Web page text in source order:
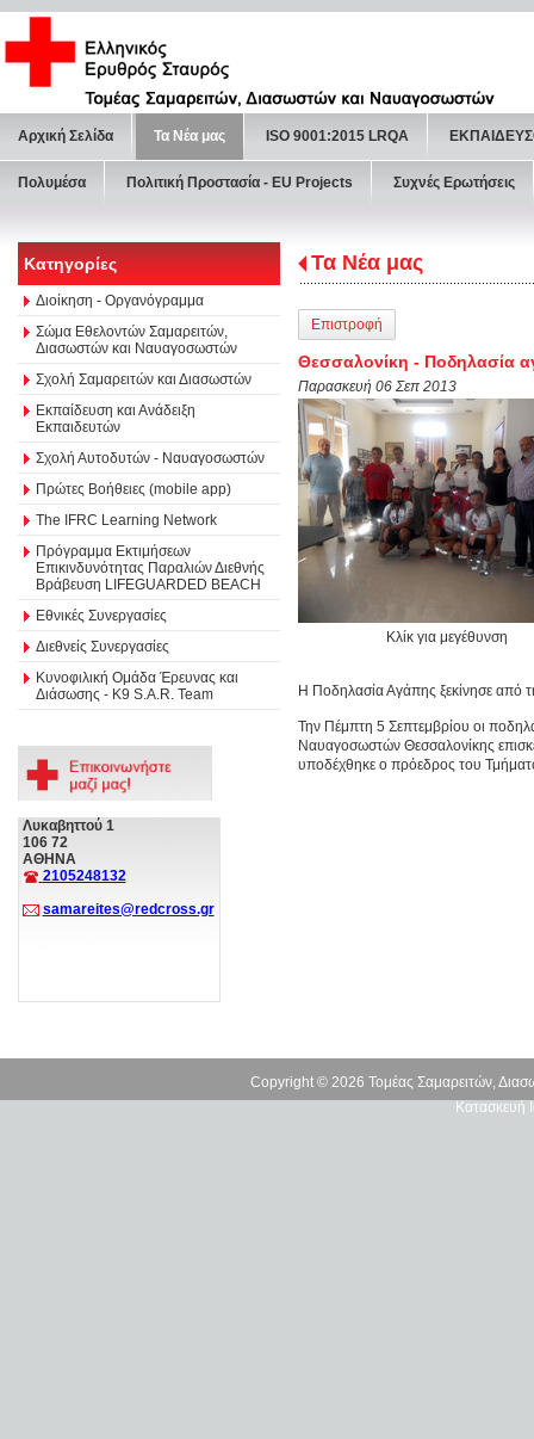
Αρχική Σελίδα Τα Νέα μας ISO 9001:2015 LRQA
Πολυμέσα Πολιτική Προστασία - ΕU Projects Συχνές Ερωτήσεις
Κατηγορίες
Διοίκηση - Οργανόγραμμα
Σώμα Εθελοντών Σαμαρειτών,
Διασωστών και Ναυαγοσωστών
Σχολή Σαμαρειτών και Διασωστών
Εκπαίδευση και Ανάδειξη
Εκπαιδευτών
Σχολή Αυτοδυτών - Ναυαγοσωστών
Πρώτες Βοήθειες (mobile app)
The IFRC Learning Network
Πρόγραμμα Εκτιμήσεων
Επικινδυνότητας Παραλιών Διεθνής
Βράβευση LIFEGUARDED BEACH
Εθνικές Συνεργασίες
Διεθνείς Συνεργασίες
Κυνοφιλική Ομάδα Έρευνας και
Διάσωσης - Κ9 S.A.R. Team
Λυκαβηττού 1
106 72
ΑΘΗΝΑ
2105248132
samareites@redcross.gr
Τα Νέα μας
Επιστροφή
Θεσσαλονίκη - Ποδηλασία
Παρασκευή 06 Σεπ 2013
Κλίκ για μεγέθυνση
Η Ποδηλασία Αγάπης ξεκίνησε από
Την Πέμπτη 5 Σεπτεμβρίου οι
Ναυαγοσωστών Θεσσαλονίκης
υποδέχθηκε ο πρόεδρος του
Copyright © 2026 Τομέας Σαμαρειτών,
Κατασκευή